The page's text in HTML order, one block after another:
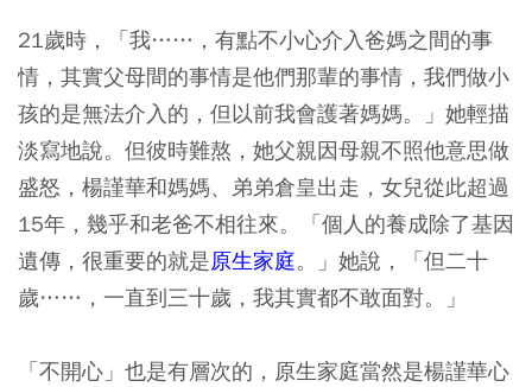
21歲時，「我……，有點不小心介入爸媽之間的事
情，其實父母間的事情是他們那輩的事情，我們做小
孩的是無法介入的，但以前我會護著媽媽。」她輕描
淡寫地說。但彼時難熬，她父親因母親不照他意思做
盛怒，楊謹華和媽媽、弟弟倉皇出走，女兒從此超過
15年，幾乎和老爸不相往來。「個人的養成除了基因
遺傳，很重要的就是原生家庭。」她說，「但二十
歲……，一直到三十歲，我其實都不敢面對。」
「不開心」也是有層次的，原生家庭當然是楊謹華心